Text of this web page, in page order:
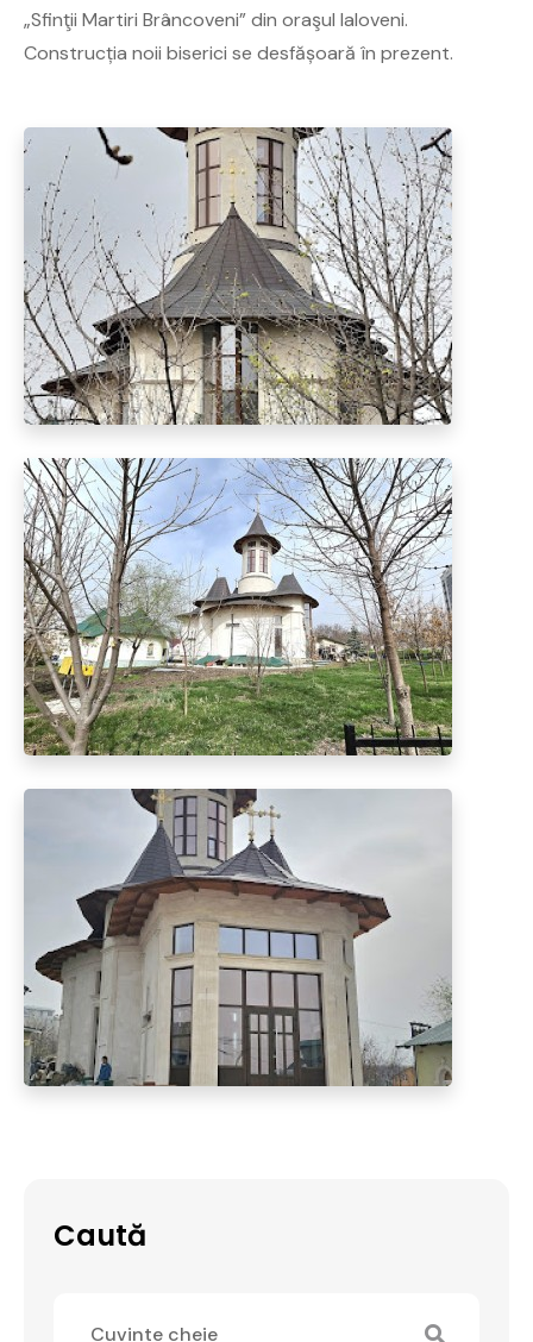
„Sfinţii Martiri Brâncoveni” din oraşul Ialoveni.
Construcția noii biserici se desfășoară în prezent.
Caută